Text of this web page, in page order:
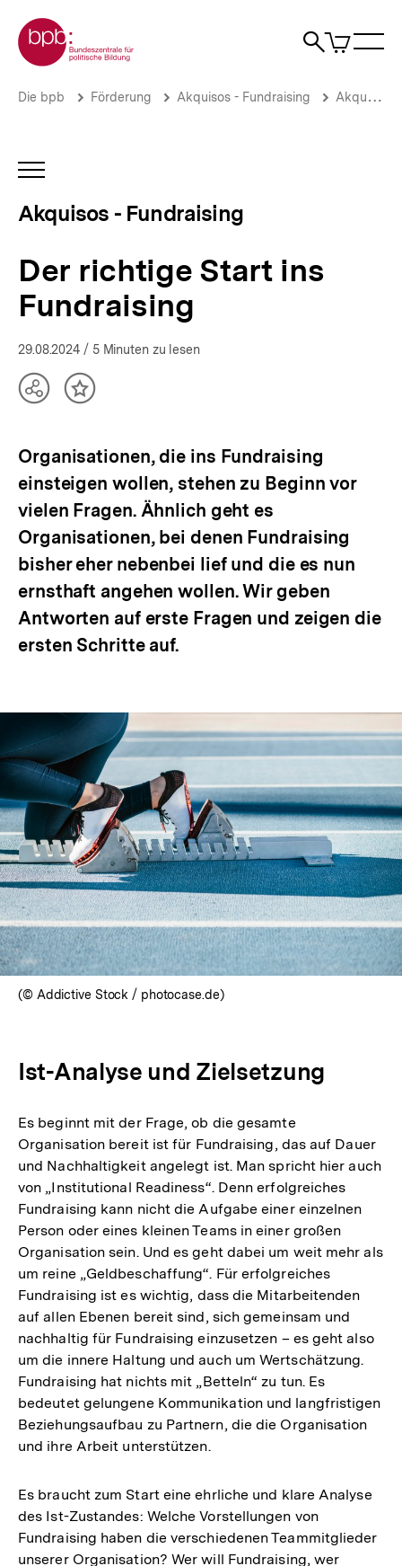
zum
Seiteninhalt
springen
Zur Startseite der bpb
Suche
Artikel
im
Der
Fundraising
Fördermittel
und
politische
Bildung
bpb.de
Brotkrümelnavigation
Pfadnavigation
Die bpb Förderung Akquisos - Fundraising Akquisos Wissen
INHALTSNAVIGATION
Akquisos - Fundraising
Der richtige Start ins
Fundraising
29.08.2024 / 5 Minuten zu lesen
TeilenInhalt
Organisationen, die ins Fundraising
einsteigen wollen, stehen zu Beginn vor
vielen Fragen. Ähnlich geht es
Organisationen, bei denen Fundraising
bisher eher nebenbei lief und die es nun
ernsthaft angehen wollen. Wir geben
Antworten auf erste Fragen und zeigen die
ersten Schritte auf.
(© Addictive Stock / photocase.de)
Ist-Analyse und Zielsetzung
Es beginnt mit der Frage, ob die gesamte
Organisation bereit ist für Fundraising, das auf Dauer
und Nachhaltigkeit angelegt ist. Man spricht hier auch
von „Institutional Readiness“. Denn erfolgreiches
Fundraising kann nicht die Aufgabe einer einzelnen
Person oder eines kleinen Teams in einer großen
Organisation sein. Und es geht dabei um weit mehr als
um reine „Geldbeschaffung“. Für erfolgreiches
Fundraising ist es wichtig, dass die Mitarbeitenden
auf allen Ebenen bereit sind, sich gemeinsam und
nachhaltig für Fundraising einzusetzen – es geht also
um die innere Haltung und auch um Wertschätzung.
Fundraising hat nichts mit „Betteln“ zu tun. Es
bedeutet gelungene Kommunikation und langfristigen
Beziehungsaufbau zu Partnern, die die Organisation
und ihre Arbeit unterstützen.
Es braucht zum Start eine ehrliche und klare Analyse
des Ist-Zustandes: Welche Vorstellungen von
Fundraising haben die verschiedenen Teammitglieder
unserer Organisation? Wer will Fundraising, wer